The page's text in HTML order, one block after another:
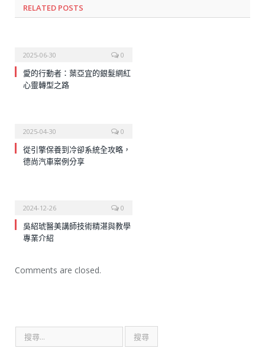
RELATED POSTS
2025-06-30 0
愛的行動者：葉亞宜的銀髮網紅
心靈轉型之路
2025-04-30 0
從引擎保養到冷卻系統全攻略，
德尚汽車案例分享
2024-12-26 0
吳紹琥醫美講師技術精湛與教學
專業介紹
Comments are closed.